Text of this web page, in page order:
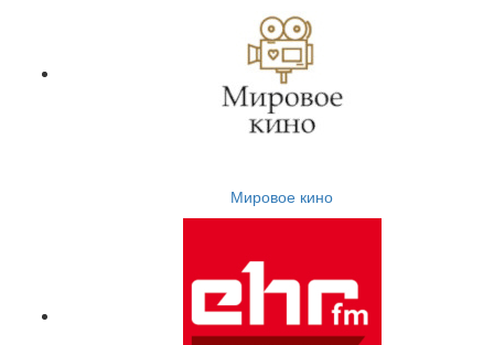
Мировое кино